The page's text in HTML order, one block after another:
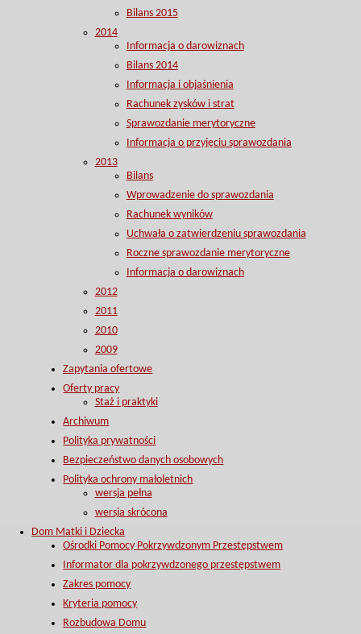
Bilans 2015
2014
Informacja o darowiznach
Bilans 2014
Informacja i objaśnienia
Rachunek zysków i strat
Sprawozdanie merytoryczne
Informacja o przyjęciu sprawozdania
2013
Bilans
Wprowadzenie do sprawozdania
Rachunek wyników
Uchwała o zatwierdzeniu sprawozdania
Roczne sprawozdanie merytoryczne
Informacja o darowiznach
2012
2011
2010
2009
Zapytania ofertowe
Oferty pracy
Staż i praktyki
Archiwum
Polityka prywatności
Bezpieczeństwo danych osobowych
Polityka ochrony małoletnich
wersja pełna
wersja skrócona
Dom Matki i Dziecka
Ośrodki Pomocy Pokrzywdzonym Przestępstwem
Informator dla pokrzywdzonego przestępstwem
Zakres pomocy
Kryteria pomocy
Rozbudowa Domu